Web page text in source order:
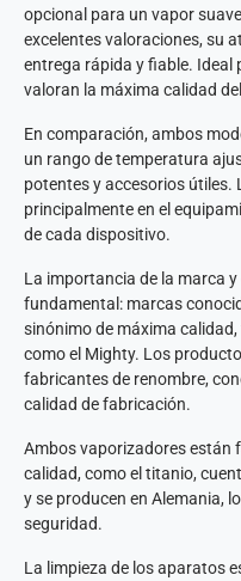
opcional para un vapor
excelentes valoraciones, su
entrega rápida y fiable. Ideal
valoran la máxima calidad
En comparación, ambos
un rango de temperatura
potentes y accesorios útiles.
principalmente en el
de cada dispositivo.
La importancia de la marca
fundamental: marcas
sinónimo de máxima
como el Mighty. Los
fabricantes de renombre,
calidad de fabricación.
Ambos vaporizadores están
calidad, como el titanio,
y se producen en Alemania,
seguridad.
La limpieza de los aparatos